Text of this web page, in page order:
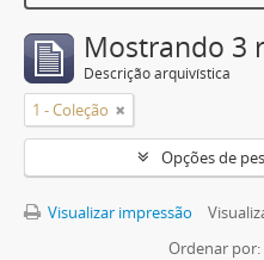
Mostrando 3
Descrição arquivística
1 - Coleção
Opções de
Visualizar impressão
Ordenar por: